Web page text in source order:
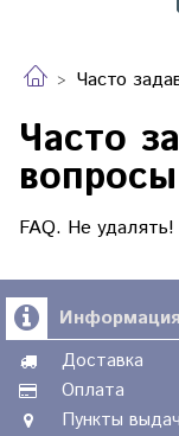
Часто
Часто
вопросы
FAQ. Не
Информация
Доставка
Оплата
Пункты